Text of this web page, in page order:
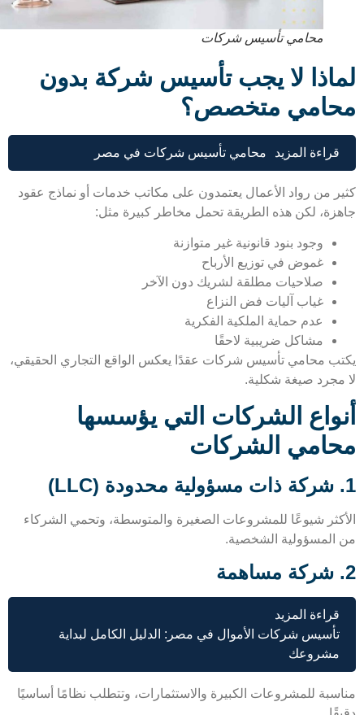
محامي تأسيس شركات
لا يجب تأسيس شركة بدون
متخصص؟
قراءة المزيد محامي تأسيس شركات في مصر
من رواد الأعمال يعتمدون على مكاتب خدمات أو نماذج عقود
لكن هذه الطريقة تحمل مخاطر كبيرة مثل:
وجود بنود قانونية غير متوازنة
غموض في توزيع الأرباح
صلاحيات مطلقة لشريك دون الآخر
غياب آليات فض النزاع
عدم حماية الملكية الفكرية
مشاكل ضريبية لاحقًا
محامي تأسيس شركات عقدًا يعكس الواقع التجاري الحقيقي،
صيغة شكلية.
الشركات التي يؤسسها
الشركات
شيوعًا للمشروعات الصغيرة والمتوسطة، وتحمي الشركاء
الشخصية.
قراءة المزيد
تأسيس شركات الأموال في مصر: الدليل الكامل لبداية
مشروعك
للمشروعات الكبيرة والاستثمارات، وتتطلب نظامًا أساسيًا